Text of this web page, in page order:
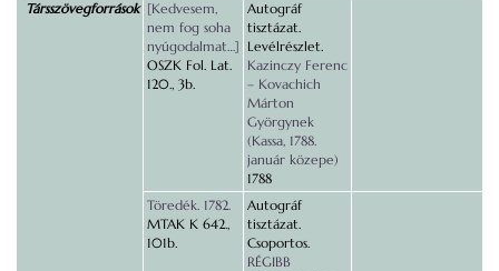
Társszövegforrások [Kedvesem,
nem fog soha
nyúgodalmat…]
OSZK Fol. Lat.
120., 3b.
Autográf
tisztázat.
Levélrészlet.
Kazinczy Ferenc
– Kovachich
Márton
Györgynek
(Kassa, 1788.
január közepe)
1788
Töredék. 1782.
MTAK K 642.,
101b.
Autográf
tisztázat.
Csoportos.
RÉGIBB